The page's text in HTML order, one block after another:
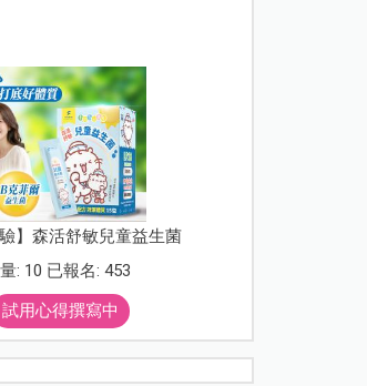
驗】森活舒敏兒童益生菌
: 10 已報名: 453
試用心得撰寫中